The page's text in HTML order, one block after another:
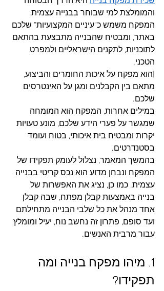
והמומלצת למי שבוחר בבנייה עצמית.
המפקח משמש כ"עיניים המקצועיות" שלכם
באתר, ומבטיח שהבנייה מתבצעת בהתאם
לתוכניות, לתקנים הישראליים ולמפרט
הטכני.
|הוא מפקח על איכות החומרים והביצוע,
מתאם בין הקבלנים ומגן על האינטרסים
שלכם.
במילים אחרות, המפקח הוא המומחה
שמגשר על פערי הידע שלכם, מונע טעויות
יקרות ומבטיח בית איכותי, בטוח ועומד
בסטנדרטים.
בהמשך המאמר, נצלול לעומק תפקידו של
המפקח ונבחן מדוע הוא נכס קריטי בבנייה
עצמית. כמו כן, נציג את האפשרות של
בנייה באמצעות קבלן מפתח, שבה קבלן
אחד מנהל את כל שלבי הבנייה מתחילתם
ועד סופם, פתרון זה נחשב נוח, יעיל ומומלץ
עבור מרבית האנשים.
1. מיהו מפקח בנייה ומה
תפקידו?